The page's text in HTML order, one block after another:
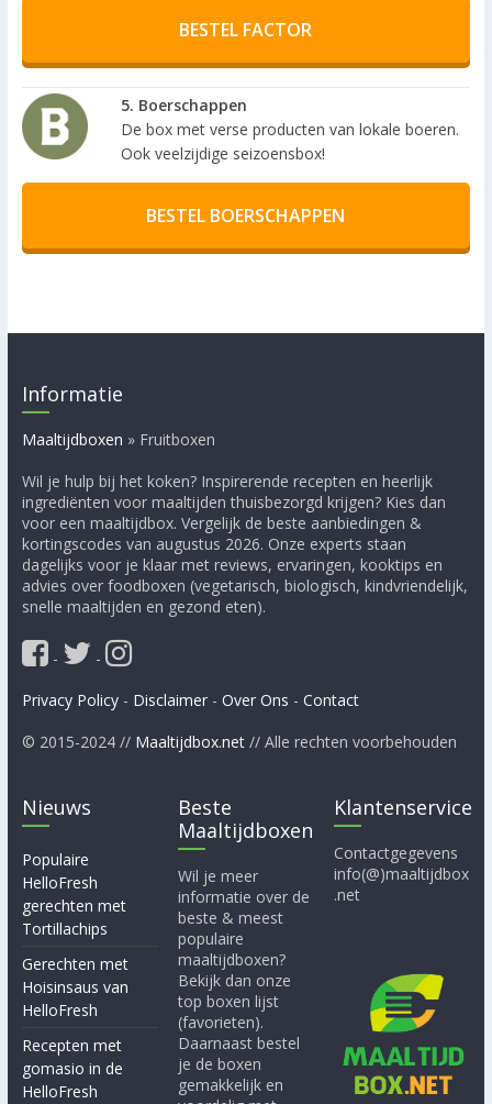
BESTEL FACTOR
5. Boerschappen
De box met verse producten van lokale boeren.
Ook veelzijdige seizoensbox!
BESTEL BOERSCHAPPEN
Informatie
Maaltijdboxen » Fruitboxen
Wil je hulp bij het koken? Inspirerende recepten en heerlijk
ingrediënten voor maaltijden thuisbezorgd krijgen? Kies dan
voor een maaltijdbox. Vergelijk de beste aanbiedingen &
kortingscodes van augustus 2026. Onze experts staan
dagelijks voor je klaar met reviews, ervaringen, kooktips en
advies over foodboxen (vegetarisch, biologisch, kindvriendelijk,
snelle maaltijden en gezond eten).
-
-
Privacy Policy- Disclaimer- Over Ons - Contact
© 2015-2024 // Maaltijdbox.net// Alle rechten voorbehouden
Nieuws
Populaire
HelloFresh
gerechten met
Tortillachips
Gerechten met
Hoisinsaus van
HelloFresh
Recepten met
gomasio in de
HelloFresh
Beste
Maaltijdboxen
Wil je meer
informatie over de
beste & meest
populaire
maaltijdboxen?
Bekijk dan onze
top boxen lijst
(favorieten).
Daarnaast bestel
je de boxen
gemakkelijk en
Klantenservice
Contactgegevens
info(@)maaltijdbox
.net